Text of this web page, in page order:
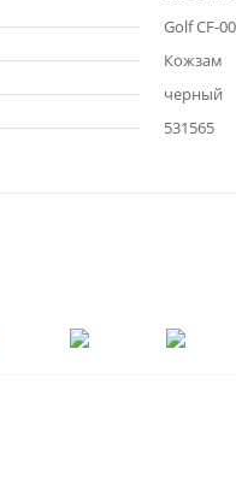
Golf CF-
Кожзам
черный
531565